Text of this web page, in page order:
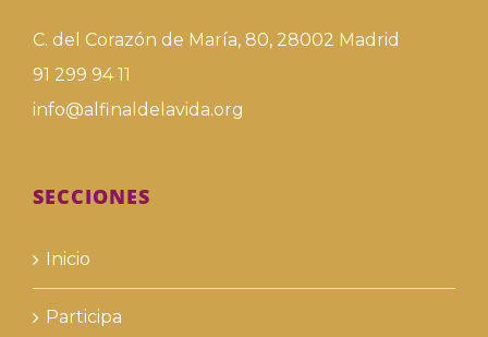
C. del Corazón de María, 80, 28002 Madrid
91 299 94 11
info@alfinaldelavida.org
SECCIONES
Inicio
Participa